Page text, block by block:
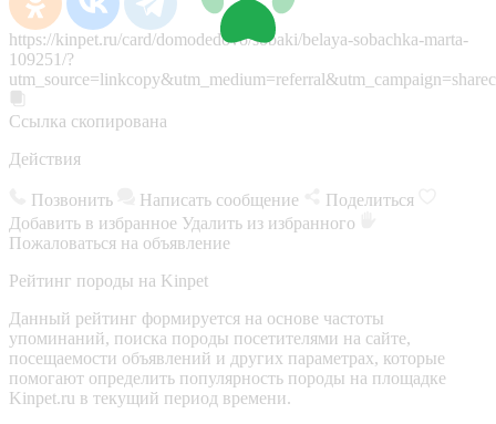
https://kinpet.ru/card/domodedovo/sobaki/belaya-sobachka-marta-
109251/?
Ссылка скопирована
Действия
Позвонить Написать сообщение
Поделиться
Добавить в избранное Удалить из избранного
Пожаловаться на объявление
Рейтинг породы на Kinpet
Данный рейтинг формируется на основе частоты
упоминаний, поиска породы посетителями на сайте,
посещаемости объявлений и других параметрах, которые
помогают определить популярность породы на площадке
Kinpet.ru в текущий период времени.